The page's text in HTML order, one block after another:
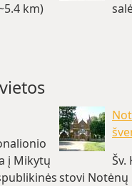
km)
į Mikytų
Šv.
stovi Notėnų